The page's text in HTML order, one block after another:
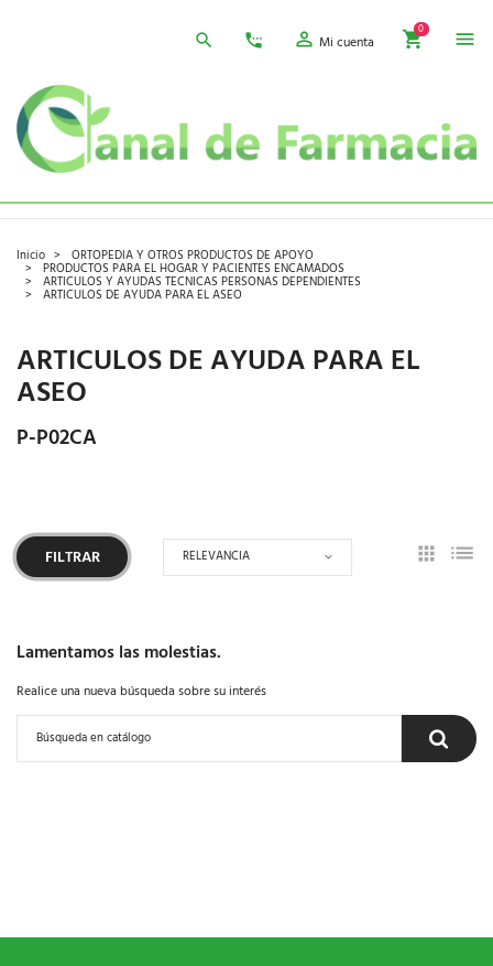
Mi cuenta
0
Inicio ORTOPEDIA Y OTROS PRODUCTOS DE APOYO
PRODUCTOS PARA EL HOGAR Y PACIENTES ENCAMADOS
ARTICULOS Y AYUDAS TECNICAS PERSONAS DEPENDIENTES
ARTICULOS DE AYUDA PARA EL ASEO
ARTICULOS DE AYUDA PARA EL
ASEO
P-P02CA
FILTRAR RELEVANCIA
Lamentamos las molestias.
Realice una nueva búsqueda sobre su interés